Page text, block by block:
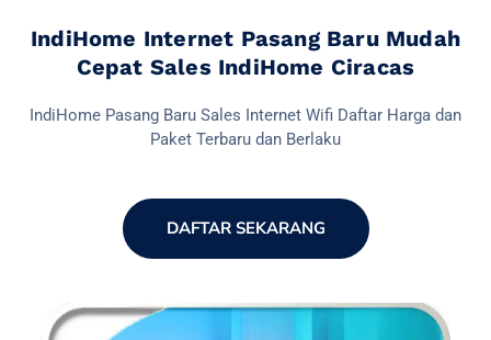
IndiHome Internet Pasang Baru Mudah
Cepat Sales IndiHome Ciracas
IndiHome Pasang Baru Sales Internet Wifi Daftar Harga dan
Paket Terbaru dan Berlaku
DAFTAR SEKARANG